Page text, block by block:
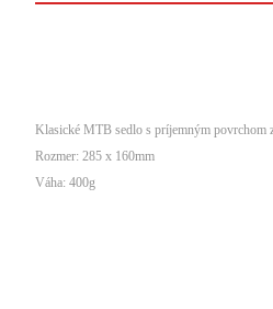
Klasické MTB sedlo s príjemným povrchom
Rozmer: 285 x 160mm
Váha: 400g